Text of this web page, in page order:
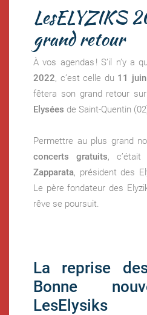
LesELYZIKS
grand retour
À vos agendas ! S’il n’y a
2022, c’est celle du 11 juin
fêtera son grand retour
Elysées de Saint-Quentin
Permettre au plus grand
concerts gratuits, c’était
Zapparata, président des
Le père fondateur des
rêve se poursuit.
La reprise
Bonne
LesElysiks